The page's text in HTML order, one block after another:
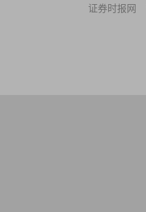
证券时报网